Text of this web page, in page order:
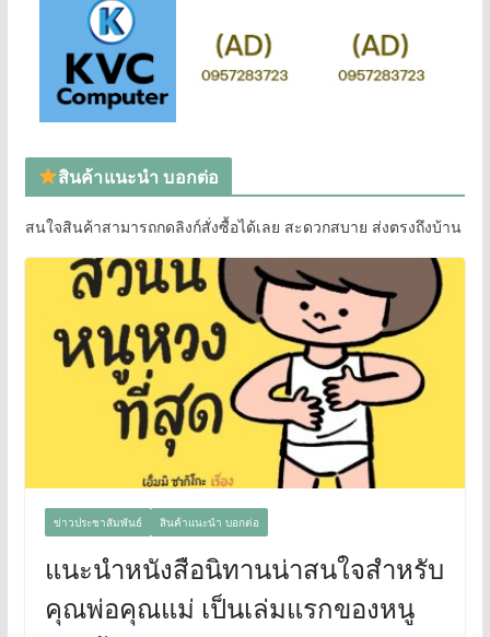
สินค้าแนะนำ บอกต่อ
สนใจสินค้าสามารถกดลิงก์สั่งซื้อได้เลย สะดวกสบาย ส่งตรงถึงบ้าน
ข่าวประชาสัมพันธ์ สินค้าแนะนำ บอกต่อ
แนะนำหนังสือนิทานน่าสนใจสำหรับ
คุณพ่อคุณแม่ เป็นเล่มแรกของหนู